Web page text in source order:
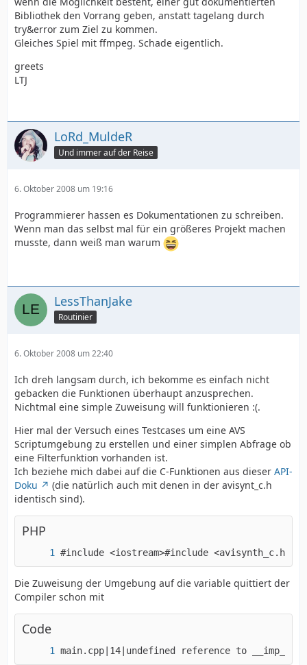
Bibliothek den Vorrang geben, anstatt tagelang durch
try&error zum Ziel zu kommen.
Gleiches Spiel mit ffmpeg. Schade eigentlich.
greets
LTJ
LoRd_MuldeR
Und immer auf der Reise
6. Oktober 2008 um 19:16
Programmierer hassen es Dokumentationen zu schreiben.
Wenn man das selbst mal für ein größeres Projekt machen
musste, dann weiß man warum
LessThanJake
Routinier
6. Oktober 2008 um 22:40
Ich dreh langsam durch, ich bekomme es einfach nicht
gebacken die Funktionen überhaupt anzusprechen.
Nichtmal eine simple Zuweisung will funktionieren :(.
Hier mal der Versuch eines Testcases um eine AVS
Scriptumgebung zu erstellen und einer simplen Abfrage ob
eine Filterfunktion vorhanden ist.
Ich beziehe mich dabei auf die C-Funktionen aus dieser API-
Doku
(die natürlich auch mit denen in der avisynt_c.h
identisch sind).
PHP
#include <iostream>#include
Die Zuweisung der Umgebung auf die variable quittiert der
Compiler schon mit
Code
main.cpp|14|undefined reference to